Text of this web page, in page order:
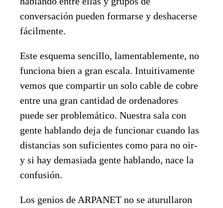
conversación pueden formarse y deshacerse
fácilmente.
Este esquema sencillo, lamentablemente, no
funciona bien a gran escala. Intuitivamente
vemos que compartir un solo cable de cobre
entre una gran cantidad de ordenadores
puede ser problemático. Nuestra sala con
gente hablando deja de funcionar cuando las
distancias son suficientes como para no oir-
y si hay demasiada gente hablando, nace la
confusión.
Los genios de ARPANET no se aturullaron